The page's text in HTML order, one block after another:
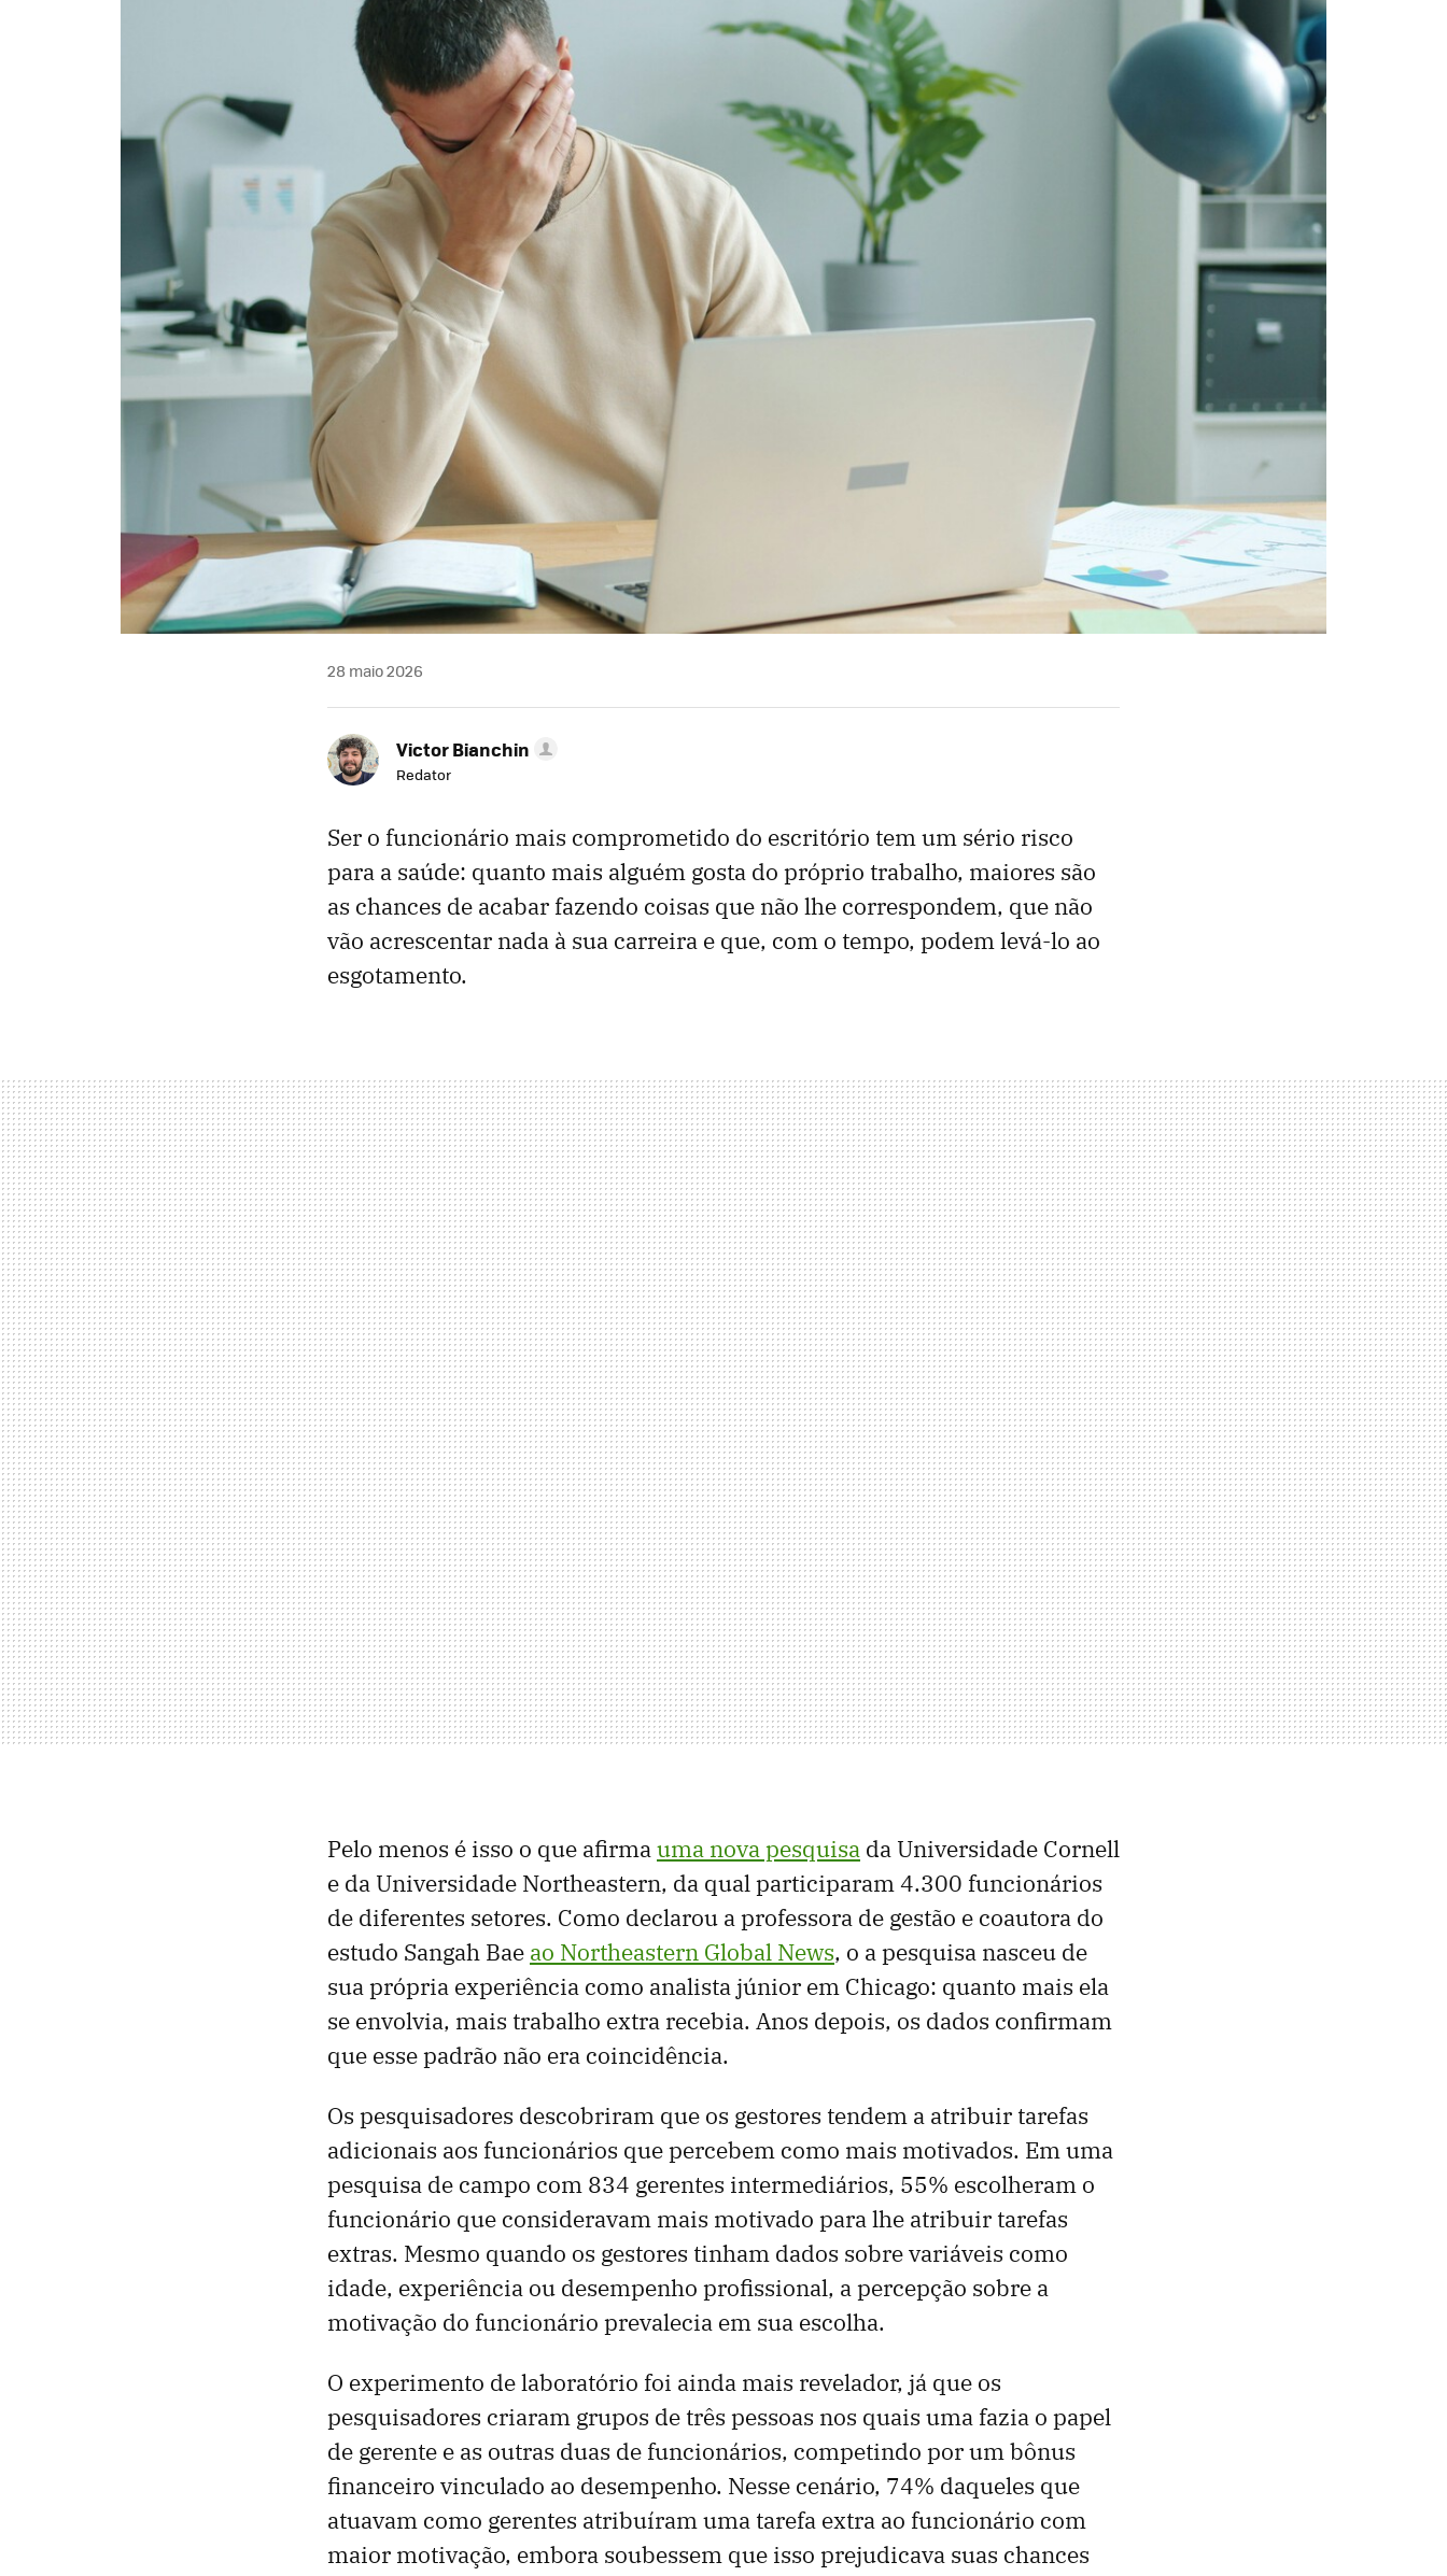
28 maio 2026
Victor Bianchin
Redator
Ser o funcionário mais comprometido do escritório tem um sério risco
para a saúde: quanto mais alguém gosta do próprio trabalho, maiores são
as chances de acabar fazendo coisas que não lhe correspondem, que não
vão acrescentar nada à sua carreira e que, com o tempo, podem levá-lo ao
esgotamento.
Pelo menos é isso o que afirmauma nova pesquisa da Universidade Cornell
e da Universidade Northeastern, da qual participaram 4.300 funcionários
de diferentes setores. Como declarou a professora de gestão e coautora do
estudo Sangah Bae ao Northeastern Global News, o a pesquisa nasceu de
sua própria experiência como analista júnior em Chicago: quanto mais ela
se envolvia, mais trabalho extra recebia. Anos depois, os dados confirmam
que esse padrão não era coincidência.
Os pesquisadores descobriram que os gestores tendem a atribuir tarefas
adicionais aos funcionários que percebem como mais motivados. Em uma
pesquisa de campo com 834 gerentes intermediários, 55% escolheram o
funcionário que consideravam mais motivado para lhe atribuir tarefas
extras. Mesmo quando os gestores tinham dados sobre variáveis como
idade, experiência ou desempenho profissional, a percepção sobre a
motivação do funcionário prevalecia em sua escolha.
O experimento de laboratório foi ainda mais revelador, já que os
pesquisadores criaram grupos de três pessoas nos quais uma fazia o papel
de gerente e as outras duas de funcionários, competindo por um bônus
financeiro vinculado ao desempenho. Nesse cenário, 74% daqueles que
atuavam como gerentes atribuíram uma tarefa extra ao funcionário com
maior motivação, embora soubessem que isso prejudicava suas chances